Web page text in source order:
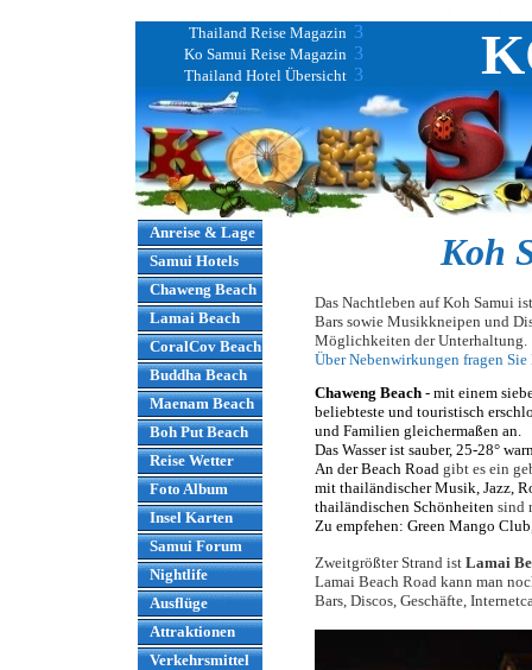
Thailand Reise Magazin 3
Ko Samui Reise Magazin 3
Thailand Hotel Übersicht 3
Anreise & Lage
Samui Hotels
Chaweng Beach
Lamai Beach
CoralCov Beach
Buddha Beach
Maenam Beach
Boh Put Beach
Reise Wetter
Foto Album
Insel Karten
Samui Forum
Nightlife
Ausflüge
Attraktionen
Verkehrsmittel
Koh
Das Nachtleben auf Koh Samui
Bars sowie Musikkneipen und
Möglichkeiten der
Über Nebenwirkungen fragen
Chaweng Beach - mit einem
beliebteste und touristisch
und Familien gleichermaßen an.
Das Wasser ist sauber, 25-28°
An der Beach Road gibt es ein
mit thailändischer Musik, Jazz,
thailändischen Schönheiten sind
Zu empfehen: Green Mango
Zweitgrößter Strand ist Lamai
Lamai Beach Road kann man
Bars, Discos, Geschäfte,